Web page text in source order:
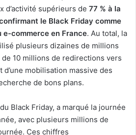
d’activité supérieurs de 77 % à la
le Black Friday comme
e-commerce en France. Au total, la
plusieurs dizaines de millions
10 millions de redirections vers
mobilisation massive des
de bons plans.
Black Friday, a marqué la journée
avec plusieurs millions de
Ces chiffres